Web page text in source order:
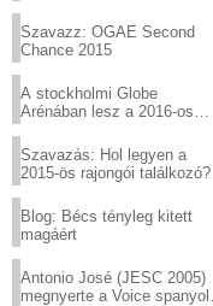
Szavazz: OGAE Second
Chance 2015
A stockholmi Globe
Arénában lesz a 2016-os
Szavazás: Hol legyen a
2015-ös rajongói találkozó?
Blog: Bécs tényleg kitett
magáért
Antonio José (JESC 2005)
megnyerte a Voice spanyol